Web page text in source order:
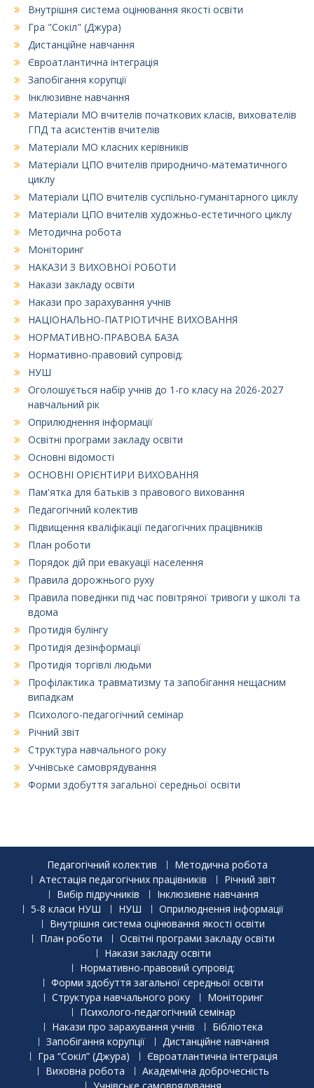
Внутрішня система оцінювання якості освіти
Гра "Сокіл" (Джура)
Дистанційне навчання
Євроатлантична інтеграція
Запобігання корупції
Інклюзивне навчання
Матеріали МО вчителів початкових класів, вихователів
ГПД та асистентів вчителів
Матеріали МО класних керівників
Матеріали ЦПО вчителів природничо-математичного
циклу
Матеріали ЦПО вчителів суспільно-гуманітарного циклу
Матеріали ЦПО вчителів художньо-естетичного циклу
Методична робота
Моніторинг
НАКАЗИ З ВИХОВНОЇ РОБОТИ
Накази закладу освіти
Накази про зарахування учнів
НАЦІОНАЛЬНО-ПАТРІОТИЧНЕ ВИХОВАННЯ
НОРМАТИВНО-ПРАВОВА БАЗА
Нормативно-правовий супровід:
НУШ
Оголошується набір учнів до 1-го класу на 2026-2027
навчальний рік
Оприлюднення інформації
Освітні програми закладу освіти
Основні відомості
ОСНОВНІ ОРІЄНТИРИ ВИХОВАННЯ
Пам'ятка для батьків з правового виховання
Педагогічний колектив
Підвищення кваліфікації педагогічних працівників
План роботи
Порядок дій при евакуації населення
Правила дорожнього руху
Правила поведінки під час повітряної тривоги у школі та
вдома
Протидія булінгу
Протидія дезінформації
Протидія торгівлі людьми
Профілактика травматизму та запобігання нещасним
випадкам
Психолого-педагогічний семінар
Річний звіт
Структура навчального року
Учнівське самоврядування
Форми здобуття загальної середньої освіти
Педагогічний колектив
Методична робота
Атестація педагогічних працівників
Річний звіт
Вибір підручників
Інклюзивне навчання
5-8 класи НУШ
НУШ
Оприлюднення інформації
Внутрішня система оцінювання якості освіти
План роботи
Освітні програми закладу освіти
Накази закладу освіти
Нормативно-правовий супровід:
Форми здобуття загальної середньої освіти
Структура навчального року
Моніторинг
Психолого-педагогічний семінар
Накази про зарахування учнів
Бібліотека
Запобігання корупції
Дистанційне навчання
Гра “Сокіл” (Джура)
Євроатлантична інтеграція
Виховна робота
Академічна доброчесність